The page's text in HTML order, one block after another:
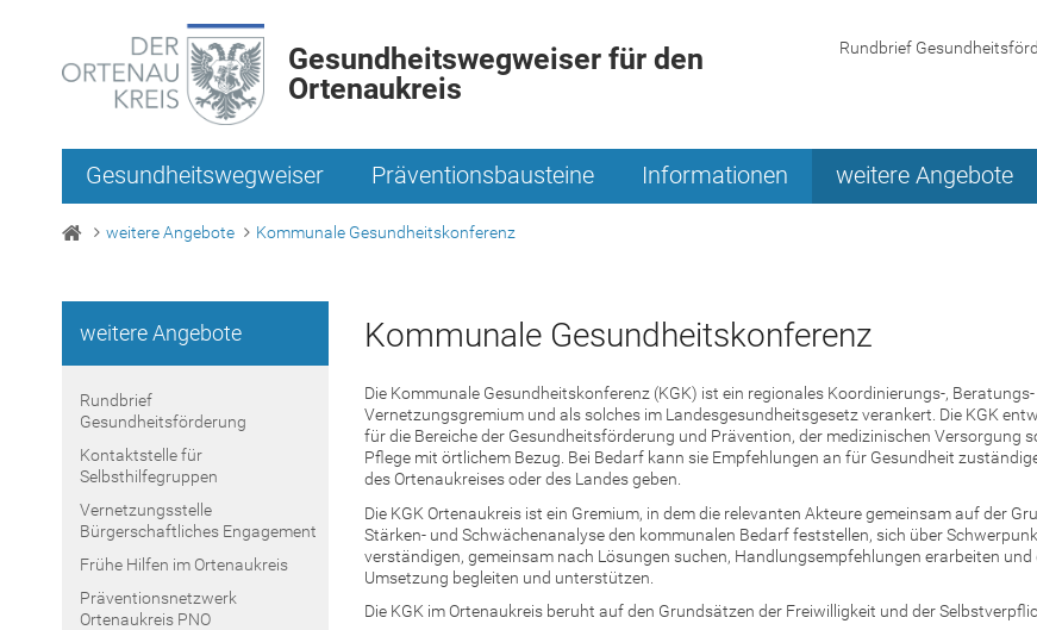
Gesundheitswegweiser für den
Ortenaukreis
Rundbrief
Gesundheitswegweiser Präventionsbausteine Informationen weitere Angebote
weitere Angebote Kommunale Gesundheitskonferenz
weitere Angebote
Rundbrief
Gesundheitsförderung
Kontaktstelle für
Selbsthilfegruppen
Vernetzungsstelle
Bürgerschaftliches Engagement
Frühe Hilfen im Ortenaukreis
Präventionsnetzwerk
Ortenaukreis PNO
Kommunale Gesundheitskonferenz
Die Kommunale Gesundheitskonferenz (KGK) ist ein regionales Koordinierungs-, Beratungs-
Vernetzungsgremium und als solches im Landesgesundheitsgesetz verankert. Die KGK
für die Bereiche der Gesundheitsförderung und Prävention, der medizinischen Versorgung
Pflege mit örtlichem Bezug. Bei Bedarf kann sie Empfehlungen an für Gesundheit
des Ortenaukreises oder des Landes geben.
Die KGK Ortenaukreis ist ein Gremium, in dem die relevanten Akteure gemeinsam auf der
Stärken- und Schwächenanalyse den kommunalen Bedarf feststellen, sich über
verständigen, gemeinsam nach Lösungen suchen, Handlungsempfehlungen erarbeiten und
Umsetzung begleiten und unterstützen.
Die KGK im Ortenaukreis beruht auf den Grundsätzen der Freiwilligkeit und der